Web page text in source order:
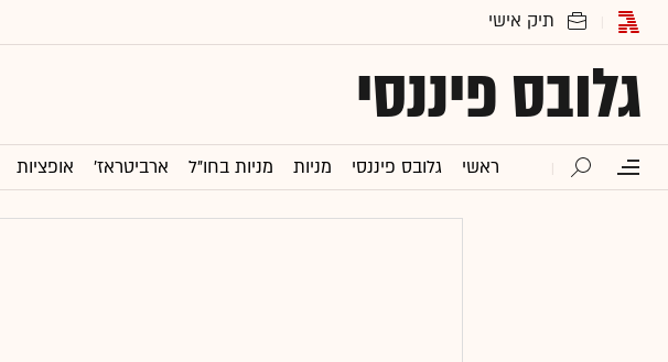
גלובס פיננסי
ראשי גלובס פיננסי מניות מניות בחו"ל ארביטראז' אופציות